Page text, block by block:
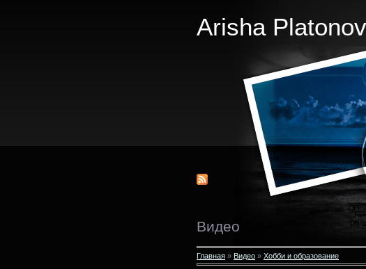
Arisha
Видео
Главная » Видео » Хобби и образование